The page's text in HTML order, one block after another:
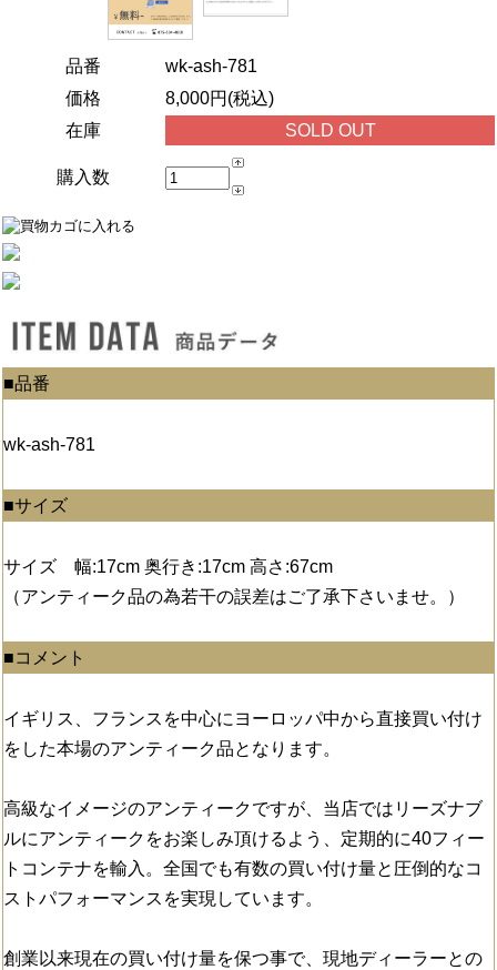
品番
wk-ash-781
価格
8,000円(税込)
在庫
SOLD OUT
購入数
■品番
wk-ash-781
■サイズ
サイズ 幅:17cm 奥行き:17cm 高さ:67cm
（アンティーク品の為若干の誤差はご了承下さいませ。）
■コメント
イギリス、フランスを中心にヨーロッパ中から直接買い付け
をした本場のアンティーク品となります。
高級なイメージのアンティークですが、当店ではリーズナブ
ルにアンティークをお楽しみ頂けるよう、定期的に40フィー
トコンテナを輸入。全国でも有数の買い付け量と圧倒的なコ
ストパフォーマンスを実現しています。
創業以来現在の買い付け量を保つ事で、現地ディーラーとの